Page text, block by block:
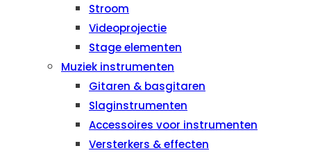
Stroom
Videoprojectie
Stage elementen
Muziek instrumenten
Gitaren & basgitaren
Slaginstrumenten
Accessoires voor instrumenten
Versterkers & effecten